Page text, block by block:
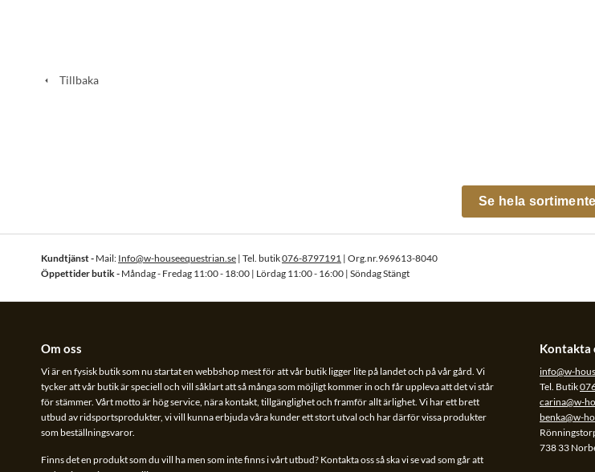
Tillbaka
Se hela
Kundtjänst - Mail: Info@w-houseequestrian.se | Tel. butik076-8797191 | Org.nr.969613-8040
Öppettider butik - Måndag - Fredag 11:00 - 18:00 | Lördag 11:00 - 16:00 | Söndag Stängt
Om oss
Vi är en fysisk butik som nu startat en webbshop mest för att vår butik ligger lite på landet och på vår gård. Vi
tycker att vår butik är speciell och vill såklart att så många som möjligt kommer in och får uppleva att det vi står
för stämmer. Vårt motto är hög service, nära kontakt, tillgänglighet och framför allt ärlighet. Vi har ett brett
utbud av ridsportsprodukter, vi vill kunna erbjuda våra kunder ett stort utval och har därför vissa produkter
som beställningsvaror.
Finns det en produkt som du vill ha men som inte finns i vårt utbud? Kontakta oss så ska vi se vad som går att
Kontakta
info@w-
Tel. Butik
carina@w-
benka@w-
738 33